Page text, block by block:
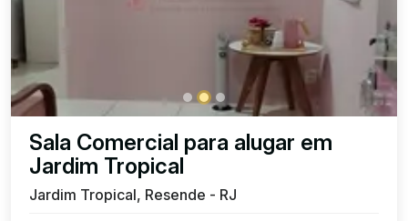
Sala Comercial para alugar em
Jardim Tropical
Jardim Tropical, Resende - RJ